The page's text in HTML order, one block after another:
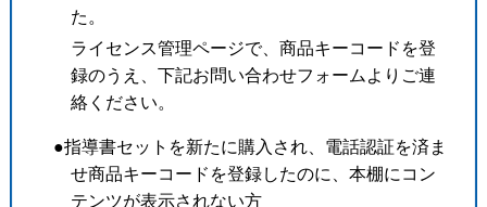
た。
ライセンス管理ページで、商品キーコードを登
録のうえ、下記お問い合わせフォームよりご連
絡ください。
●指導書セットを新たに購入され、電話認証を済ま
せ商品キーコードを登録したのに、本棚にコン
テンツが表示されない方